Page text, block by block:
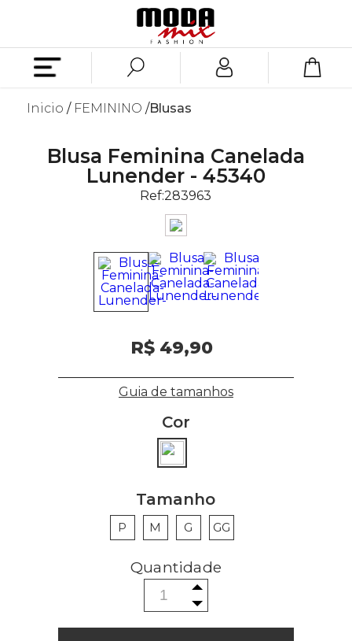
Inicio FEMININO Blusas
Blusa Feminina Canelada
Lunender - 45340
Ref:283963
R$ 49,90
Guia de tamanhos
Cor
Tamanho
P M G GG